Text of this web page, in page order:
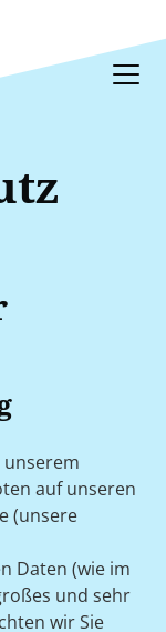
auf unseren
(unsere
Daten (wie im
und sehr
wir Sie